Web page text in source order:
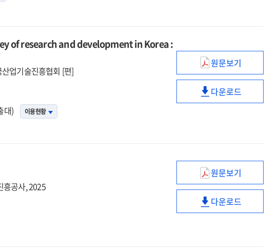
2024
of research and development in Korea :
업기술진흥협회 [편]
대) 이용현황
(2023년도)
연구개발활동조
=
Survey
in
Korea
:
그래프와
표로
원문보기
(2023년도)
research
and
development
in
Korea
다운로드
흥공사, 2025
(2024)
방송통신광고비
조사보고서
원문보기
(2024)
다운로드